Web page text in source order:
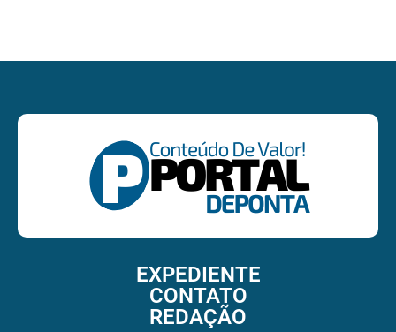
EXPEDIENTE
CONTATO
REDAÇÃO